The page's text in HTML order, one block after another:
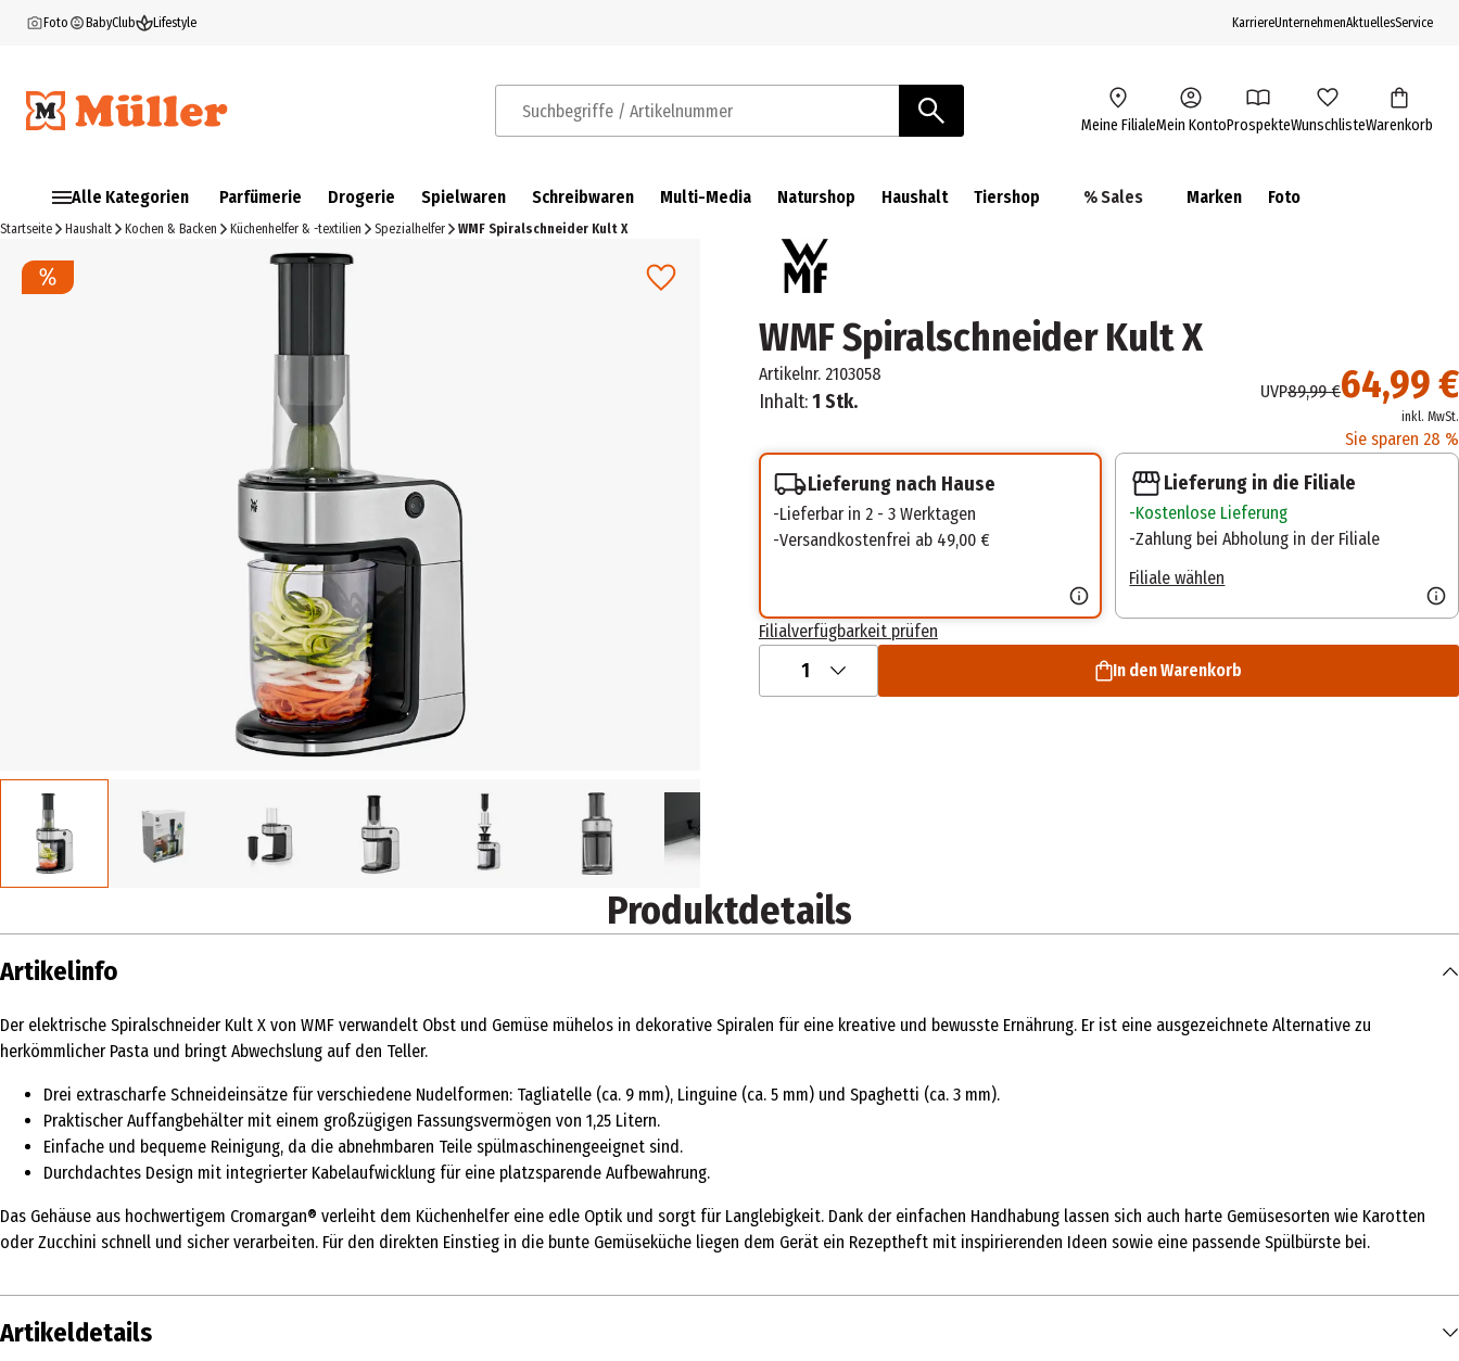
Foto BabyClub Lifestyle KarriereUnternehmenAktuellesService
Suchbegriffe / Artikelnummer Meine FilialeMein KontoProspekteWunschlisteWarenkorb
Alle Kategorien Parfümerie Drogerie Spielwaren Schreibwaren Multi-Media Naturshop Haushalt Tiershop % Sales Marken Foto
Startseite Haushalt Kochen & Backen Küchenhelfer & -textilien Spezialhelfer WMF Spiralschneider Kult X
WMF Spiralschneider Kult X
Artikelnr. 2103058
Inhalt:1 Stk. 64,99 €
UVP89,99 €
inkl. MwSt.
Sie sparen 28 %
Lieferung nach Hause
Lieferbar in 2 - 3 Werktagen
Versandkostenfrei ab 49,00 €
Lieferung in die Filiale
Kostenlose Lieferung
Zahlung bei Abholung in der Filiale
Filiale wählen
Filialverfügbarkeit prüfen
1 In den Warenkorb
Produktdetails
Artikelinfo
Der elektrische Spiralschneider Kult X von WMF verwandelt Obst und Gemüse mühelos in dekorative Spiralen für eine kreative und bewusste Ernährung. Er ist eine ausgezeichnete Alternative zu
herkömmlicher Pasta und bringt Abwechslung auf den Teller.
Drei extrascharfe Schneideinsätze für verschiedene Nudelformen: Tagliatelle (ca. 9 mm), Linguine (ca. 5 mm) und Spaghetti (ca. 3 mm).
Praktischer Auffangbehälter mit einem großzügigen Fassungsvermögen von 1,25 Litern.
Einfache und bequeme Reinigung, da die abnehmbaren Teile spülmaschinengeeignet sind.
Durchdachtes Design mit integrierter Kabelaufwicklung für eine platzsparende Aufbewahrung.
Das Gehäuse aus hochwertigem Cromargan® verleiht dem Küchenhelfer eine edle Optik und sorgt für Langlebigkeit. Dank der einfachen Handhabung lassen sich auch harte Gemüsesorten wie Karotten
oder Zucchini schnell und sicher verarbeiten. Für den direkten Einstieg in die bunte Gemüseküche liegen dem Gerät ein Rezeptheft mit inspirierenden Ideen sowie eine passende Spülbürste bei.
Artikeldetails